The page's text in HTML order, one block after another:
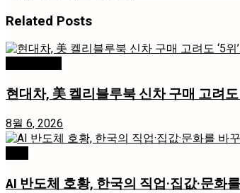
Related Posts
현대차, 美 켈리블루북 신차 구매 고려도
8월 6, 2026
AI 반도체 호황, 한국의 직업·집값·문화